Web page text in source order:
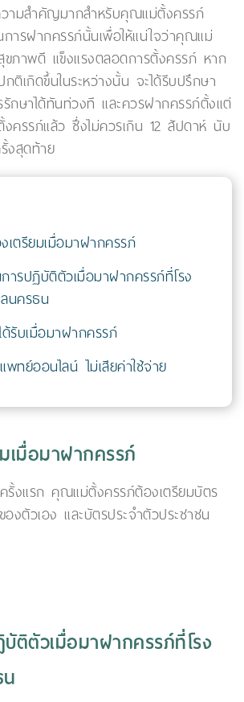
ามสำคัญมากสำหรับคุณแม่ตั้งครรภ์
การฝากครรภ์นั้นเพื่อให้แน่ใจว่าคุณแม่
ขภาพดี แข็งแรงตลอดการตั้งครรภ์ หาก
เกิดขึ้นในระหว่างนั้น จะได้รีบปรึกษา
รักษาได้ทันท่วงที และควรฝากครรภ์ตั้งแต่
งครรภ์แล้ว ซึ่งไม่ควรเกิน 12 สัปดาห์ นับ
งสุดท้าย
เตรียมเมื่อมาฝากครรภ์
ารปฏิบัติตัวเมื่อมาฝากครรภ์ที่โรง
นครธน
ด้รับเมื่อมาฝากครรภ์
พทย์ออนไลน์ ไม่เสียค่าใช้จ่าย
เมื่อมาฝากครรภ์
รั้งแรก คุณแม่ตั้งครรภ์ต้องเตรียมบัตร
องตัวเอง และบัตรประจำตัวประชาชน
ติตัวเมื่อมาฝากครรภ์ที่โรง